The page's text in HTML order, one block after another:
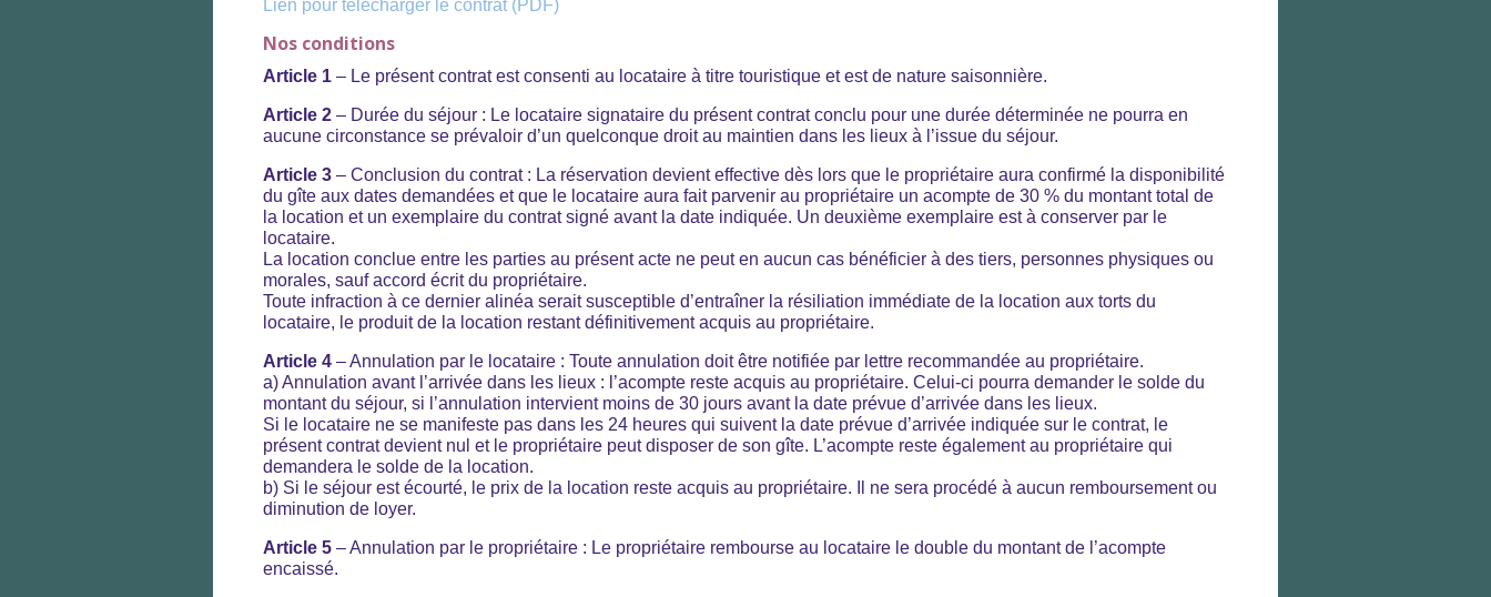
Lien pour télécharger le contrat (PDF)
Nos conditions
Article 1 – Le présent contrat est consenti au locataire à titre touristique et est de nature saisonnière.
Article 2 – Durée du séjour : Le locataire signataire du présent contrat conclu pour une durée déterminée ne pourra en
aucune circonstance se prévaloir d’un quelconque droit au maintien dans les lieux à l’issue du séjour.
Article 3 – Conclusion du contrat : La réservation devient effective dès lors que le propriétaire aura confirmé la disponibilité
du gîte aux dates demandées et que le locataire aura fait parvenir au propriétaire un acompte de 30 % du montant total de
la location et un exemplaire du contrat signé avant la date indiquée. Un deuxième exemplaire est à conserver par le
locataire.
La location conclue entre les parties au présent acte ne peut en aucun cas bénéficier à des tiers, personnes physiques ou
morales, sauf accord écrit du propriétaire.
Toute infraction à ce dernier alinéa serait susceptible d’entraîner la résiliation immédiate de la location aux torts du
locataire, le produit de la location restant définitivement acquis au propriétaire.
Article 4 – Annulation par le locataire : Toute annulation doit être notifiée par lettre recommandée au propriétaire.
a) Annulation avant l’arrivée dans les lieux : l’acompte reste acquis au propriétaire. Celui-ci pourra demander le solde du
montant du séjour, si l’annulation intervient moins de 30 jours avant la date prévue d’arrivée dans les lieux.
Si le locataire ne se manifeste pas dans les 24 heures qui suivent la date prévue d’arrivée indiquée sur le contrat, le
présent contrat devient nul et le propriétaire peut disposer de son gîte. L’acompte reste également au propriétaire qui
demandera le solde de la location.
b) Si le séjour est écourté, le prix de la location reste acquis au propriétaire. Il ne sera procédé à aucun remboursement ou
diminution de loyer.
Article 5 – Annulation par le propriétaire : Le propriétaire rembourse au locataire le double du montant de l’acompte
encaissé.